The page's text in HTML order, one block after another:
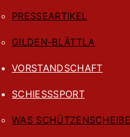
PRESSEARTIKEL
GILDEN-BLÄTTLA
VORSTANDSCHAFT
SCHIESSSPORT
WAS